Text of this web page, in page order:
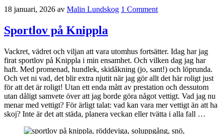
18 januari, 2026 av Malin Lundskog 1 Comment
Sportlov på Knippla
Vackret, vädret och viljan att vara utomhus fortsätter. Idag har jag
firat sportlov på Knippla i min ensamhet. Och vilken dag jag har
haft. Med promenad, hundlek, skidåkning (jo, sant!) och löprunda.
Och vet ni vad, det blir extra njutit när jag gör allt det här roligt just
för att det är roligt! Utan ett enda mått av prestation och dessutom
utan dåligt samvete över att jag borde göra något vettigt. Vad jag nu
menar med vettigt? För ärligt talat: vad kan vara mer vettigt än att ha
skoj? Inte är det att städa, planera veckan eller tvätta i alla fall …